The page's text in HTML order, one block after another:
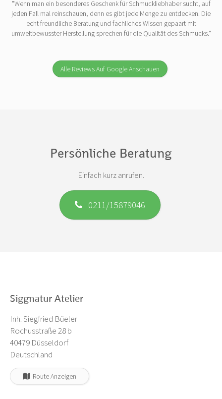
"Wenn man ein besonderes Geschenk für Schmuckliebhaber sucht, auf
jeden Fall mal reinschauen, denn es gibt jede Menge zu entdecken. Die
echt freundliche Beratung und fachliches Wissen gepaart mit
umweltbewusster Herstellung sprechen für die Qualität des Schmucks."
Alle Reviews Auf Google Anschauen
Persönliche Beratung
Einfach kurz anrufen.
0211/15879046
Siggnatur Atelier
Inh. Siegfried Büeler
Rochusstraße 28 b
40479 Düsseldorf
Deutschland
Route Anzeigen